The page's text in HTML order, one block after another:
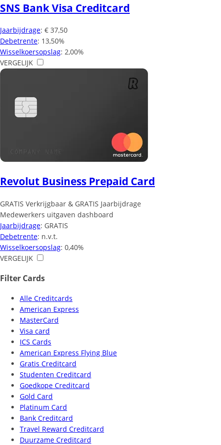
SNS Bank Visa Creditcard
Jaarbijdrage: € 37,50
Debetrente: 13,50%
Wisselkoersopslag: 2,00%
VERGELIJK
Revolut Business Prepaid Card
GRATIS Verkrijgbaar & GRATIS Jaarbijdrage
Medewerkers uitgaven dashboard
Jaarbijdrage: GRATIS
Debetrente: n.v.t.
Wisselkoersopslag: 0,40%
VERGELIJK
Filter Cards
Alle Creditcards
American Express
MasterCard
Visa card
ICS Cards
American Express Flying Blue
Gratis Creditcard
Studenten Creditcard
Goedkope Creditcard
Gold Card
Platinum Card
Bank Creditcard
Travel Reward Creditcard
Duurzame Creditcard